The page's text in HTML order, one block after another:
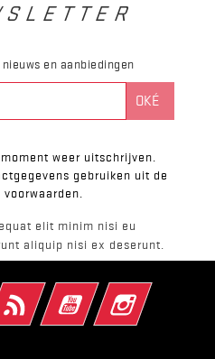
en aanbiedingen
weer uitschrijven.
gebruiken uit de
elit minim nisi eu
aliquip nisi ex deserunt.
RSS YouTube Instagram